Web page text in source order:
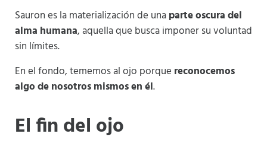
Sauron es la materialización de unaparte oscura del
alma humana, aquella que busca imponer su voluntad
sin límites.
En el fondo, tememos al ojo porque reconocemos
algo de nosotros mismos en él.
El fin del ojo